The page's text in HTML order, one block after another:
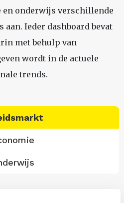
en onderwijs verschillende
Ieder dashboard bevat
met behulp van
wordt in de actuele
trends.